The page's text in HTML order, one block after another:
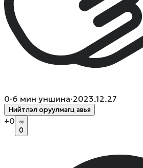
0·6 мин уншина·2023.12.27
Нийтлэл оруулмагц авья
+0
0